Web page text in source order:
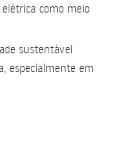
elétrica como meio
sustentável
especialmente em